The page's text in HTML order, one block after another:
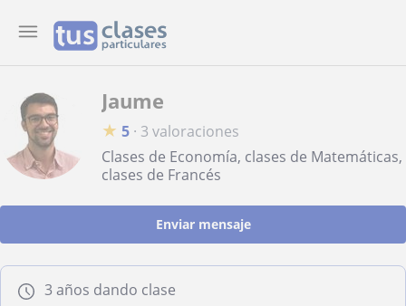
Jaume
★ 5 · 3 valoraciones
Clases de Economía, clases de Matemáticas,
clases de Francés
Enviar mensaje
3 años dando clase